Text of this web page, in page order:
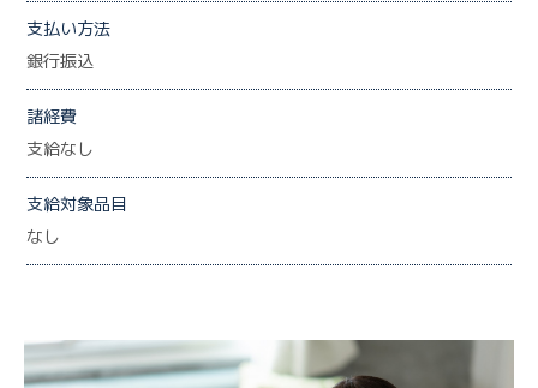
支払い方法
銀行振込
諸経費
支給なし
支給対象品目
なし